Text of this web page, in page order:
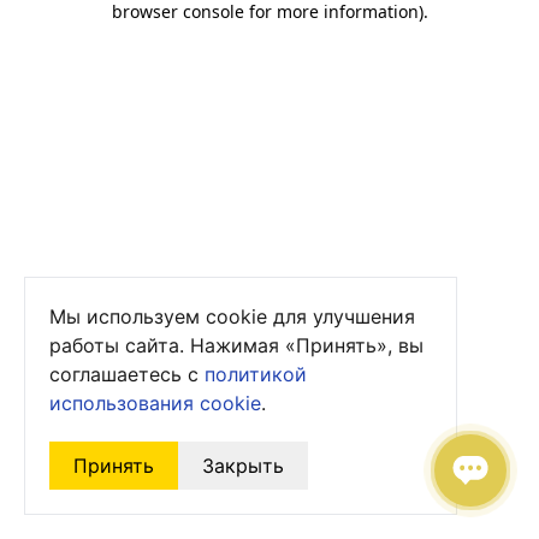
browser console for more information).
Мы используем cookie для улучшения
работы сайта. Нажимая «Принять», вы
соглашаетесь с политикой
использования cookie.
Принять Закрыть